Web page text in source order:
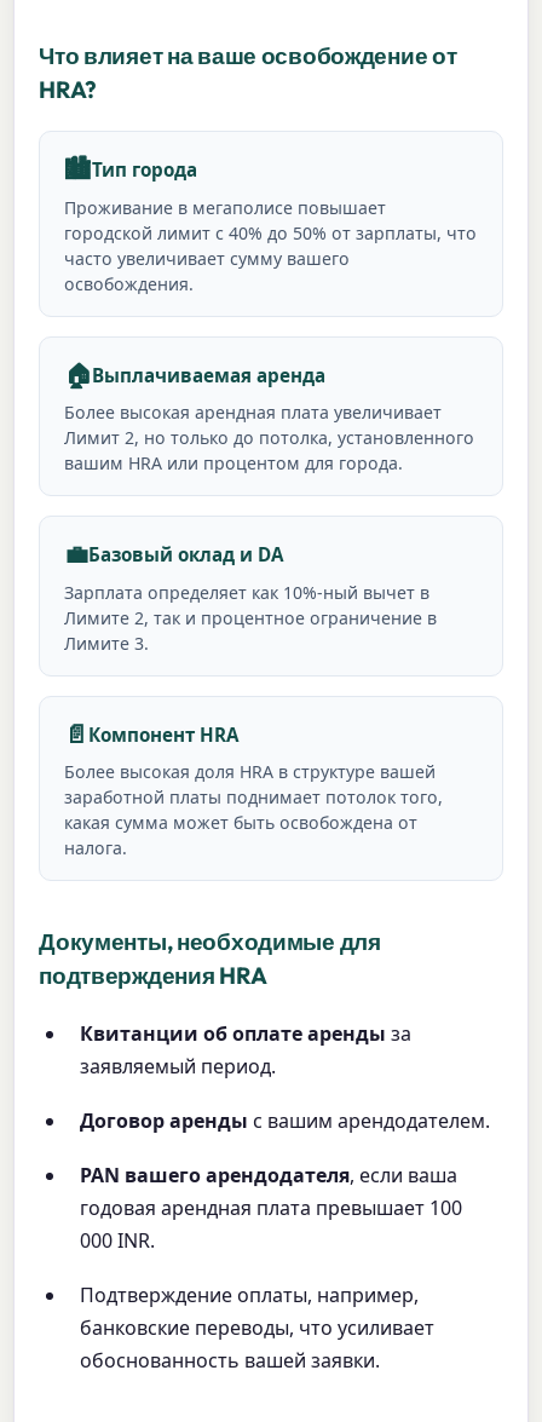
Что влияет на ваше освобождение от
HRA?
🏙️Тип города
Проживание в мегаполисе повышает
городской лимит с 40% до 50% от зарплаты, что
часто увеличивает сумму вашего
освобождения.
🏠Выплачиваемая аренда
Более высокая арендная плата увеличивает
Лимит 2, но только до потолка, установленного
вашим HRA или процентом для города.
💼Базовый оклад и DA
Зарплата определяет как 10%-ный вычет в
Лимите 2, так и процентное ограничение в
Лимите 3.
📄 Компонент HRA
Более высокая доля HRA в структуре вашей
заработной платы поднимает потолок того,
какая сумма может быть освобождена от
налога.
Документы, необходимые для
подтверждения HRA
Квитанции об оплате аренды за
заявляемый период.
Договор аренды с вашим арендодателем.
PAN вашего арендодателя, если ваша
годовая арендная плата превышает 100
000 INR.
Подтверждение оплаты, например,
банковские переводы, что усиливает
обоснованность вашей заявки.